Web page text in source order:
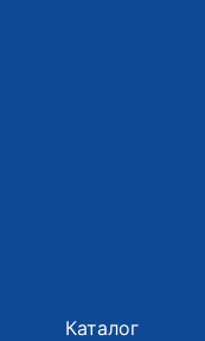
Каталог